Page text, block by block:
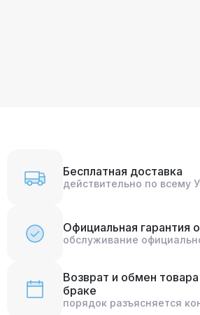
Бесплатная доставка
действительно по всему
Официальная гарантия
обслуживание
Возврат и обмен
браке
порядок разъясняется